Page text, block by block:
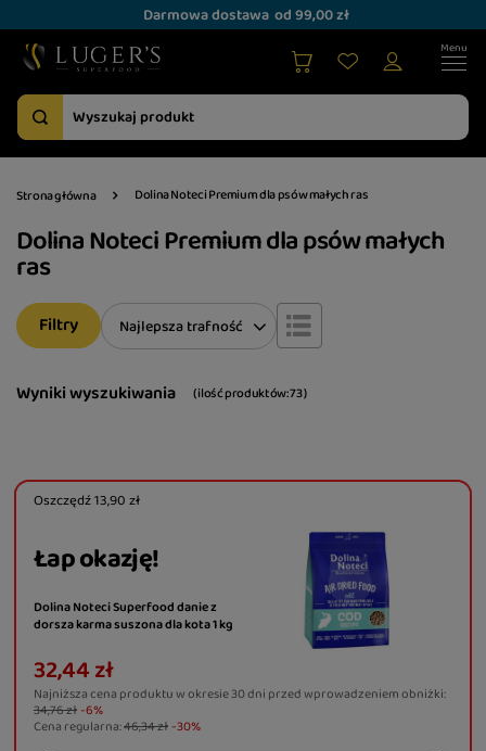
Darmowa dostawa od 99,00 zł
Strona główna Dolina Noteci Premium dla psów małych ras
Dolina Noteci Premium dla psów małych
ras
Wyniki wyszukiwania ( ilość produktów:73)
Zmień sortowanie
Najlepsza trafność
Filtry
Oszczędź13,90 zł
Łap okazję!
Dolina Noteci Superfood danie z
dorsza karma suszona dla kota 1 kg
32,44 zł
Najniższa cena produktu w okresie 30 dni przed wprowadzeniem obniżki:
34,76 zł -6%
Cena regularna:46,34 zł -30%